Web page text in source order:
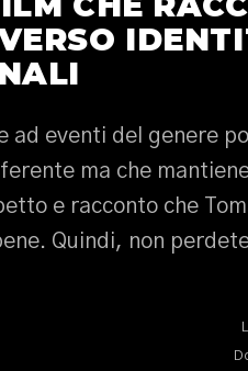
ad eventi del genere
ma che
e racconto che
Quindi, non